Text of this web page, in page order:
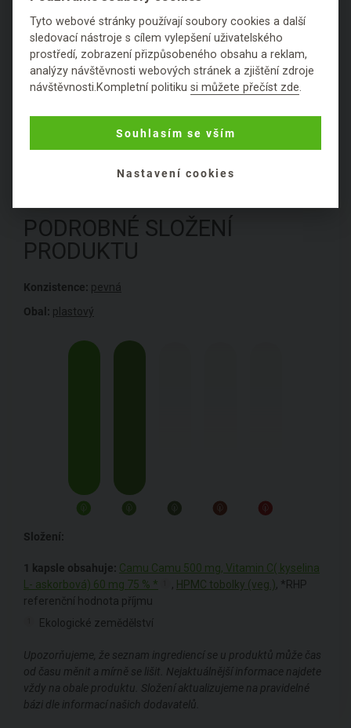
Z blogu 1
PODROBNÉ SLOŽENÍ
PRODUKTU
Konzistence: pevná
Obal: plastový
Složení:
1 kapsle obsahuje: Camu Camu 500 mg, Vitamin C( kyselina
L- askorbová) 60 mg 75 % *
, HPMC tobolky (veg.), *RHP
referenční hodnota příjmu
Ekologické zemědělství
Upozorňujeme, že seznam ingrediencí se u produktů může čas
od času měnit a mírně se lišit. Nejaktuálnější informace najdete
vždy na obale produktu. Složení aktualizujeme na pravidelné
bázi dle informací našich dodavatelů.
Tyto webové stránky používají soubory cookies a další
sledovací nástroje s cílem vylepšení uživatelského
prostředí, zobrazení přizpůsobeného obsahu a reklam,
analýzy návštěvnosti webových stránek a zjištění zdroje
návštěvnosti.Kompletní politikusi můžete přečíst zde.
Souhlasím se vším
Nastavení cookies